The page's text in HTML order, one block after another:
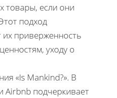
товары, если они
подход
их приверженность
уходу о
«Is Mankind?». В
Airbnb подчеркивает